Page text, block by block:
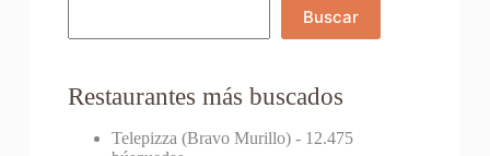
Buscar
Restaurantes más buscados
Telepizza (Bravo Murillo)- 12.475